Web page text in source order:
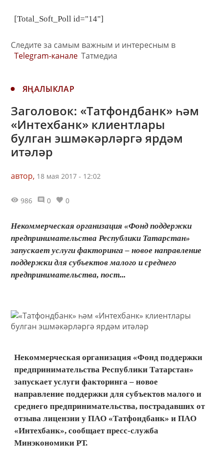
[Total_Soft_Poll id="14"]
Следите за самым важным и интересным в
Telegram-канале Татмедиа
ЯҢАЛЫКЛАР
Заголовок: «Татфондбанк» һәм
«Интехбанк» клиентлары
булган эшмәкәрләргә ярдәм
итәләр
автор, 18 мая 2017 - 12:02
986 0 0
Некоммерческая организация «Фонд поддержки
предпринимательства Республики Татарстан»
запускает услуги факторинга – новое направление
поддержки для субъектов малого и среднего
предпринимательства, пост...
Некоммерческая организация «Фонд поддержки
предпринимательства Республики Татарстан»
запускает услуги факторинга – новое
направление поддержки для субъектов малого и
среднего предпринимательства, пострадавших от
отзыва лицензии у ПAO «Татфондбанк» и ПAO
«Интехбанк», сообщает пресс-служба
Минэкономики РТ.